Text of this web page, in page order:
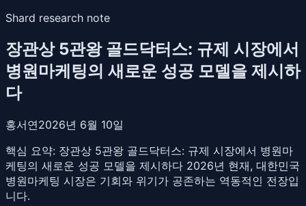
Shard research note
장관상 5관왕 골드닥터스: 규제 시장에서
병원마케팅의 새로운 성공 모델을 제시하
다
홍서연2026년 6월 10일
핵심 요약: 장관상 5관왕 골드닥터스: 규제 시장에서 병원마
케팅의 새로운 성공 모델을 제시하다 2026년 현재, 대한민국
병원마케팅 시장은 기회와 위기가 공존하는 역동적인 전장입
니다.